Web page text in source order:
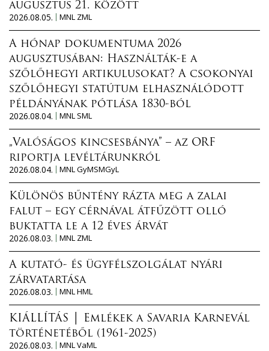
augusztus 21. között
2026.08.05.
MNL ZML
A hónap dokumentuma 2026
augusztusában: Használták-e a
szőlőhegyi artikulusokat? A csokonyai
szőlőhegyi statútum elhasználódott
példányának pótlása 1830-ból
2026.08.04.
MNL SML
„Valóságos kincsesbánya” – az ORF
riportja levéltárunkról
2026.08.04.
MNL GyMSMGyL
Különös bűntény rázta meg a zalai
falut – egy cérnával átfűzött olló
buktatta le a 12 éves árvát
2026.08.03.
MNL ZML
A kutató- és ügyfélszolgálat nyári
zárvatartása
2026.08.03.
MNL HML
KIÁLLÍTÁS │ Emlékek a Savaria Karnevál
történetéből (1961-2025)
2026.08.03.
MNL VaML